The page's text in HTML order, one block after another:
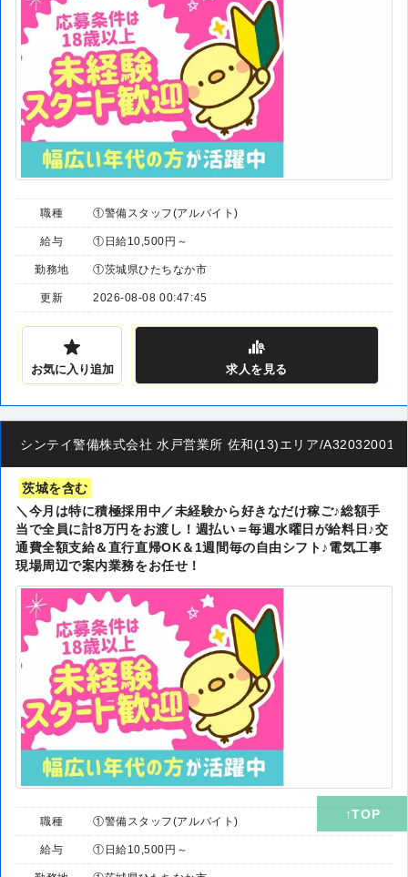
職種 ①警備スタッフ(アルバイト)
給与 ①日給10,500円～
勤務地 ①茨城県ひたちなか市
更新 2026-08-08 00:47:45
お気に入り追加 求人を見る
シンテイ警備株式会社 水戸営業所 佐和(13)エリア/
茨城を含む
＼今月は特に積極採用中／未経験から好きなだけ稼ご♪総額手
当で全員に計8万円をお渡し！週払い＝毎週水曜日が給料日♪交
通費全額支給＆直行直帰OK＆1週間毎の自由シフト♪電気工事
現場周辺で案内業務をお任せ！
職種 ①警備スタッフ(アルバイト)
給与 ①日給10,500円～